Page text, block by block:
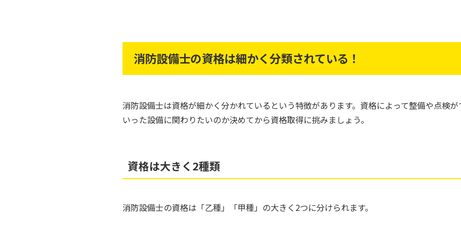
消防設備士の資格は細かく分類されている！
消防設備士は資格が細かく分かれているという特徴があります。資格によって整備や点検
いった設備に関わりたいのか決めてから資格取得に挑みましょう。
資格は大きく2種類
消防設備士の資格は「乙種」「甲種」の大きく2つに分けられます。